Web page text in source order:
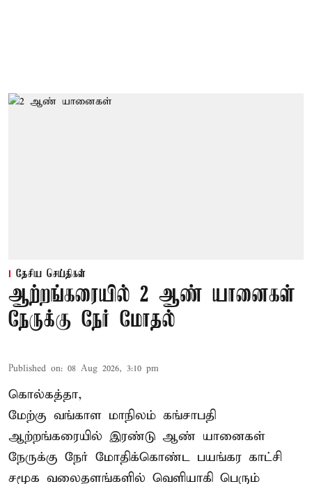
தேசிய செய்திகள்
ஆற்றங்கரையில் 2 ஆண் யானைகள்
நேருக்கு நேர் மோதல்
Published on: 08 Aug 2026, 3:10 pm
கொல்கத்தா,
மேற்கு வங்காள மாநிலம் கங்சாபதி
ஆற்றங்கரையில் இரண்டு ஆண் யானைகள்
நேருக்கு நேர் மோதிக்கொண்ட பயங்கர காட்சி
சமூக வலைதளங்களில் வெளியாகி பெரும்